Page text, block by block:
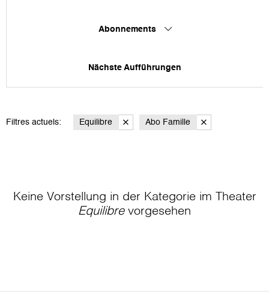
Abonnements
Nächste Aufführungen
Filtres actuels: Equilibre Abo Famille
Keine Vorstellung in der Kategorie im Theater
Equilibrevorgesehen